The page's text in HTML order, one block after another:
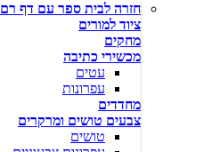
חזרה לבית ספר עם דף רם
ציוד למורים
מחקים
מכשירי כתיבה
עטים
עפרונות
מחדדים
צבעים טושים ומרקרים
טושים